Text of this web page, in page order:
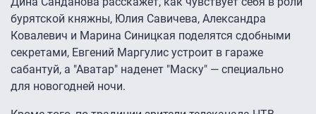
бурятской княжны, Юлия Савичева, Александра
Ковалевич и Марина Синицкая поделятся сдобными
секретами, Евгений Маргулис устроит в гараже
сабантуй, а "Аватар" наденет "Маску" — специально
для новогодней ночи.